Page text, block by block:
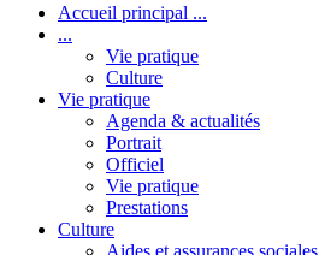
Accueil principal ...
...
Vie pratique
Culture
Vie pratique
Agenda & actualités
Portrait
Officiel
Vie pratique
Prestations
Culture
Aides et assurances sociales